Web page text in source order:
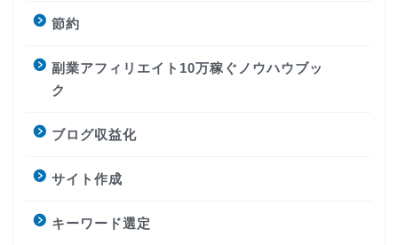
節約
副業アフィリエイト10万稼ぐノウハウブッ
ク
ブログ収益化
サイト作成
キーワード選定